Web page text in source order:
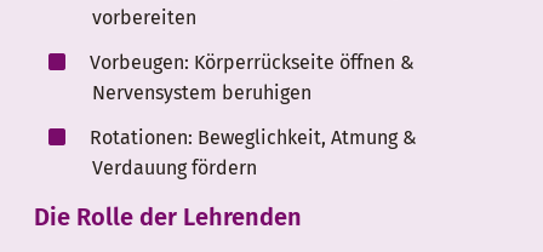
vorbereiten
Vorbeugen: Körperrückseite öffnen &
Nervensystem beruhigen
Rotationen: Beweglichkeit, Atmung &
Verdauung fördern
Die Rolle der Lehrenden